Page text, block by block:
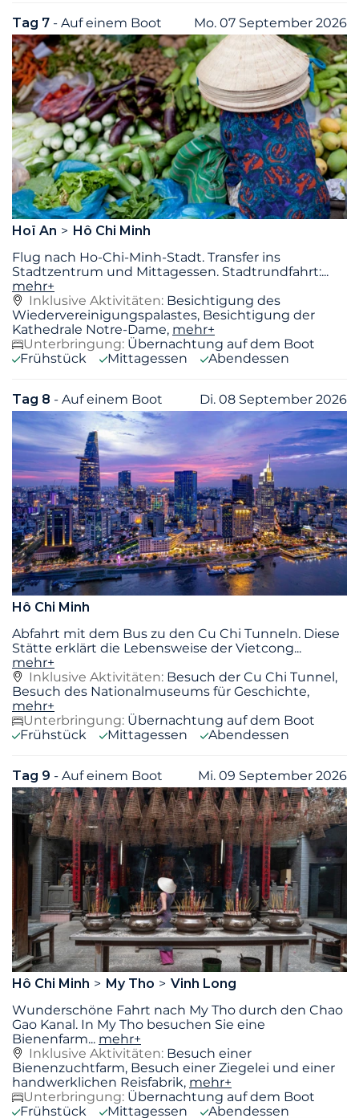
Tag 7 - Auf einem Boot Mo. 07 September 2026
Hoï An
Hô Chi Minh
Flug nach Ho-Chi-Minh-Stadt. Transfer ins
Stadtzentrum und Mittagessen. Stadtrundfahrt:...
mehr+
Inklusive Aktivitäten: Besichtigung des
Wiedervereinigungspalastes, Besichtigung der
Kathedrale Notre-Dame, mehr+
Unterbringung: Übernachtung auf dem Boot
Frühstück
Mittagessen Abendessen
Tag 8 - Auf einem Boot Di. 08 September 2026
Hô Chi Minh
Abfahrt mit dem Bus zu den Cu Chi Tunneln. Diese
Stätte erklärt die Lebensweise der Vietcong...
mehr+
Inklusive Aktivitäten: Besuch der Cu Chi Tunnel,
Besuch des Nationalmuseums für Geschichte,
mehr+
Unterbringung: Übernachtung auf dem Boot
Frühstück
Mittagessen Abendessen
Tag 9 - Auf einem Boot Mi. 09 September 2026
Hô Chi Minh My Tho
Vinh Long
Wunderschöne Fahrt nach My Tho durch den Chao
Gao Kanal. In My Tho besuchen Sie eine
Bienenfarm... mehr+
Inklusive Aktivitäten: Besuch einer
Bienenzuchtfarm, Besuch einer Ziegelei und einer
handwerklichen Reisfabrik, mehr+
Unterbringung: Übernachtung auf dem Boot
Frühstück
Mittagessen Abendessen